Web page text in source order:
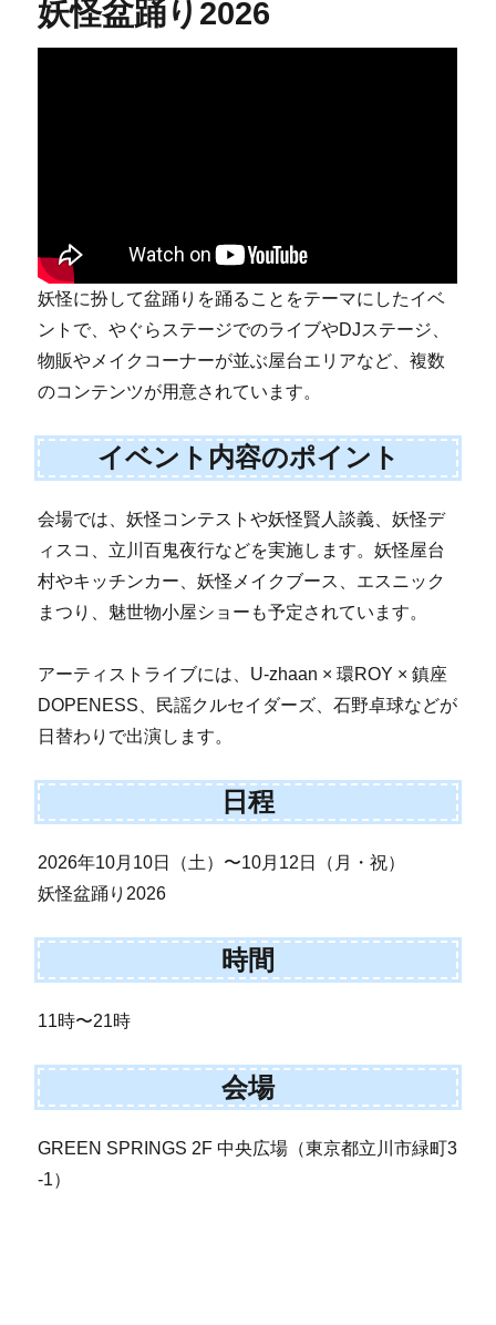
妖怪盆踊り2026
妖怪に扮して盆踊りを踊ることをテーマにしたイベ
ントで、やぐらステージでのライブやDJステージ、
物販やメイクコーナーが並ぶ屋台エリアなど、複数
のコンテンツが用意されています。
イベント内容のポイント
会場では、妖怪コンテストや妖怪賢人談義、妖怪デ
ィスコ、立川百鬼夜行などを実施します。妖怪屋台
村やキッチンカー、妖怪メイクブース、エスニック
まつり、魅世物小屋ショーも予定されています。
アーティストライブには、U-zhaan × 環ROY × 鎮座
DOPENESS、民謡クルセイダーズ、石野卓球などが
日替わりで出演します。
日程
2026年10月10日（土）〜10月12日（月・祝）
妖怪盆踊り2026
時間
11時〜21時
会場
GREEN SPRINGS 2F 中央広場（東京都立川市緑町3
-1）